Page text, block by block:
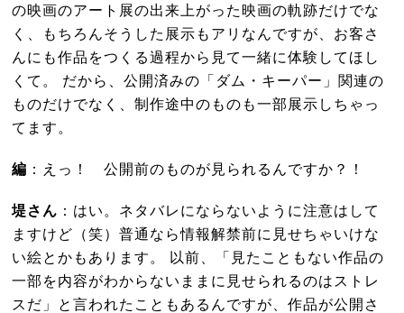
の映画のアート展の出来上がった映画の軌跡だけでな
く、もちろんそうした展示もアリなんですが、お客さ
んにも作品をつくる過程から見て一緒に体験してほし
くて。 だから、公開済みの「ダム・キーパー」関連の
ものだけでなく、制作途中のものも一部展示しちゃっ
てます。
編 ：えっ！ 公開前のものが見られるんですか？！
堤さん ：はい。ネタバレにならないように注意はして
ますけど（笑）普通なら情報解禁前に見せちゃいけな
い絵とかもあります。 以前、「見たこともない作品の
一部を内容がわからないままに見せられるのはストレ
スだ」と言われたこともあるんですが、作品が公開さ